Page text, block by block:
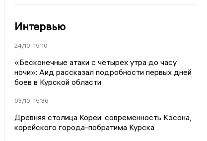
Интервью
24/10 15:10
«Бесконечные атаки с четырех утра до часу
ночи»: Аид рассказал подробности первых дней
боев в Курской области
03/10 15:36
Древняя столица Кореи: современность Кэсона,
корейского города-побратима Курска